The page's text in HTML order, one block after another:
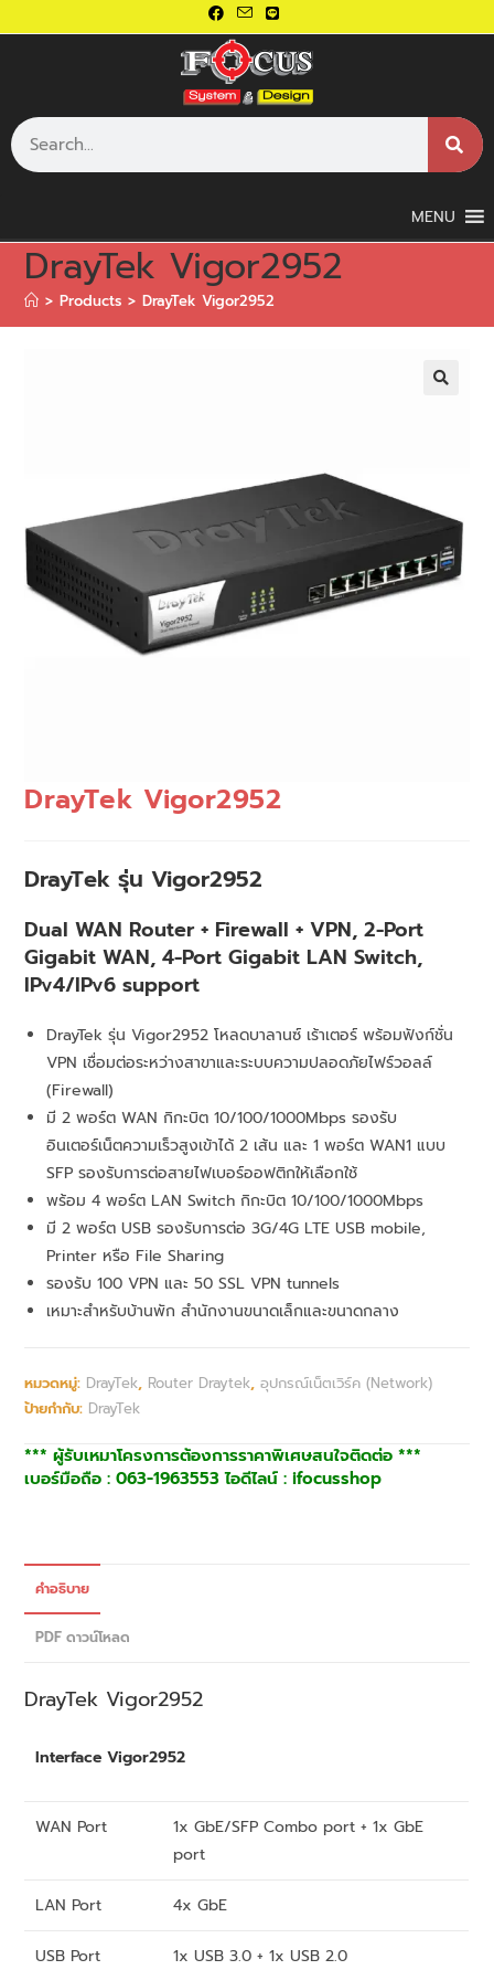
MENU
DrayTek Vigor2952
> Products > DrayTek Vigor2952
DrayTek Vigor2952
DrayTek รุ่น Vigor2952
Dual WAN Router + Firewall + VPN, 2-Port
Gigabit WAN, 4-Port Gigabit LAN Switch,
IPv4/IPv6 support
DrayTek รุ่น Vigor2952 โหลดบาลานซ์ เร้าเตอร์ พร้อมฟังก์ชั่น
VPN เชื่อมต่อระหว่างสาขาและระบบความปลอดภัยไฟร์วอลล์
(Firewall)
มี 2 พอร์ต WAN กิกะบิต 10/100/1000Mbps รองรับ
อินเตอร์เน็ตความเร็วสูงเข้าได้ 2 เส้น และ 1 พอร์ต WAN1 แบบ
SFP รองรับการต่อสายไฟเบอร์ออฟติกให้เลือกใช้
พร้อม 4 พอร์ต LAN Switch กิกะบิต 10/100/1000Mbps
มี 2 พอร์ต USB รองรับการต่อ 3G/4G LTE USB mobile,
Printer หรือ File Sharing
รองรับ 100 VPN และ 50 SSL VPN tunnels
เหมาะสำหรับบ้านพัก สำนักงานขนาดเล็กและขนาดกลาง
หมวดหมู่: DrayTek, Router Draytek,อุปกรณ์เน็ตเวิร์ค (Network)
ป้ายกำกับ: DrayTek
*** ผู้รับเหมาโครงการต้องการราคาพิเศษสนใจติดต่อ ***
เบอร์มือถือ : 063-1963553 ไอดีไลน์ : ifocusshop
คำอธิบาย
PDF ดาวน์โหลด
DrayTek Vigor2952
Interface Vigor2952
WAN Port
1x GbE/SFP Combo port + 1x GbE
port
LAN Port 4x GbE
USB Port 1x USB 3.0 + 1x USB 2.0